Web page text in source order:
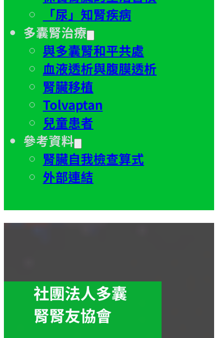
「尿」知腎疾病
多囊腎治療
與多囊腎和平共處
血液透析與腹膜透析
腎臟移植
Tolvaptan
兒童患者
參考資料
腎臟自我檢查算式
外部連結
社團法人多囊
腎腎友協會